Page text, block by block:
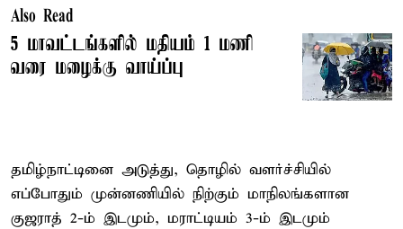
Also Read
5 மாவட்டங்களில் மதியம் 1 மணி
வரை மழைக்கு வாய்ப்பு
தமிழ்நாட்டினை அடுத்து, தொழில் வளர்ச்சியில்
எப்போதும் முன்னணியில் நிற்கும் மாநிலங்களான
குஜராத் 2-ம் இடமும், மராட்டியம் 3-ம் இடமும்